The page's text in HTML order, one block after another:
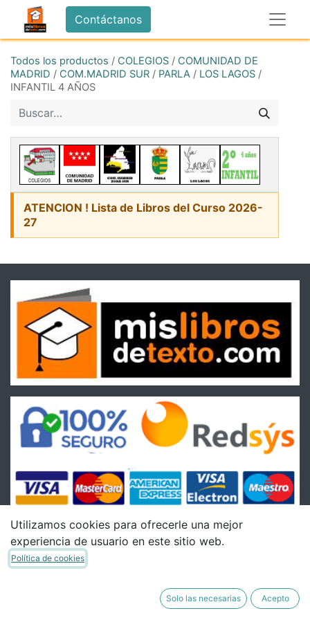
Contáctanos
Todos los productos / COLEGIOS / COMUNIDAD DE
MADRID / COM.MADRID SUR / PARLA / LOS LAGOS /
INFANTIL 4 AÑOS
ATENCION ! Lista de Libros del Curso 2026-
27
Condiciones
Utilizamos cookies para ofrecerle una mejor
experiencia de usuario en este sitio web.
Política de cookies
Solo las necesarias Acepto